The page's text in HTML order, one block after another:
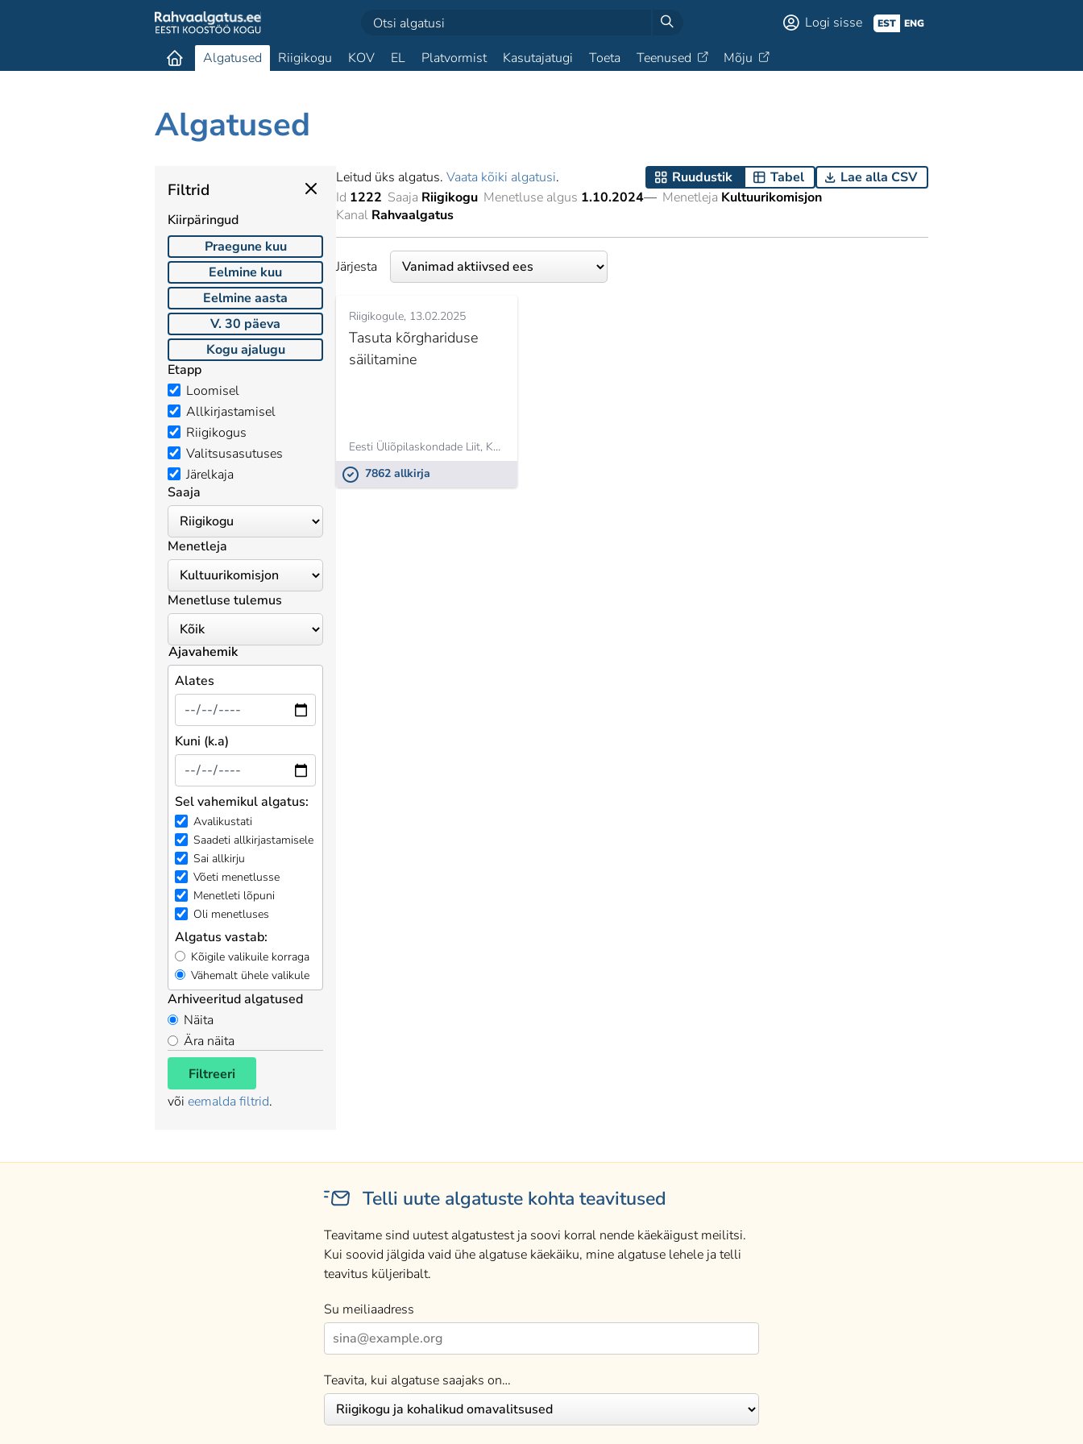
Logi sisse EST ENG
Algatused Riigikogu KOV EL Platvormist Kasutajatugi Toeta Teenused Mõju
Algatused
Filtrid
Kiirpäringud
Praegune kuu
Eelmine kuu
Eelmine aasta
V. 30 päeva
Kogu ajalugu
Etapp
Loomisel
Allkirjastamisel
Riigikogus
Valitsusasutuses
Järelkaja
Saaja
Menetleja
Menetluse tulemus
Ajavahemik
Alates
Kuni (k.a)
Sel vahemikul algatus:
Avalikustati
Saadeti allkirjastamisele
Sai allkirju
Võeti menetlusse
Menetleti lõpuni
Oli menetluses
Algatus vastab:
Kõigile valikuile korraga
Vähemalt ühele valikule
Arhiveeritud algatused
Näita
Ära näita
Filtreeri
või eemalda filtrid.
Leitud üks algatus. Vaata kõiki algatusi. Ruudustik Tabel
Lae alla CSV
Id 1222 Saaja Riigikogu Menetluse algus 1.10.2024— Menetleja Kultuurikomisjon
Kanal Rahvaalgatus
Järjesta
Riigikogule 13.02.2025
Tasuta kõrghariduse
säilitamine
Eesti Üliõpilaskondade Liit, Katariina Järve
7862 allkirja
Telli uute algatuste kohta teavitused
Teavitame sind uutest algatustest ja soovi korral nende käekäigust meilitsi.
Kui soovid jälgida vaid ühe algatuse käekäiku, mine algatuse lehele ja telli
teavitus küljeribalt.
Su meiliaadress
Teavita, kui algatuse saajaks on…